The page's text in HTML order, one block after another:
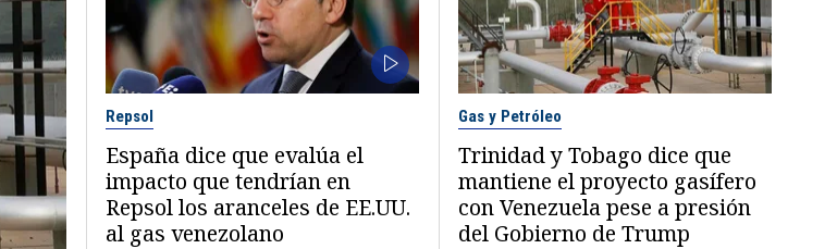
Repsol
España dice que evalúa el
impacto que tendrían en
Repsol los aranceles de EE.UU.
al gas venezolano
Gas y Petróleo
Trinidad y Tobago dice que
mantiene el proyecto gasífero
con Venezuela pese a presión
del Gobierno de Trump